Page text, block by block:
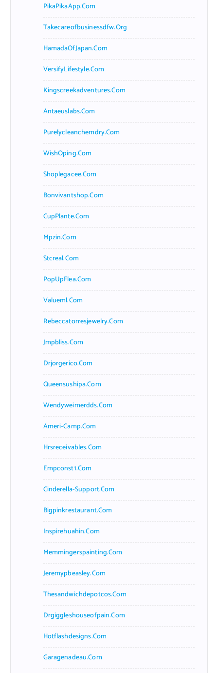
PikaPikaApp.com
Takecareofbusinessdfw.org
HamadaOfJapan.com
VersifyLifestyle.com
Kingscreekadventures.com
Antaeuslabs.com
Purelycleanchemdry.com
WishOping.com
Shoplegacee.com
Bonvivantshop.com
CupPlante.com
Mpzin.com
Stcreal.com
PopUpFlea.com
Valueml.com
Rebeccatorresjewelry.com
Jmpbliss.com
Drjorgerico.com
Queensushipa.com
Wendyweimerdds.com
Ameri-Camp.com
Hrsreceivables.com
Empconst1.com
Cinderella-Support.com
Bigpinkrestaurant.com
Inspirehuahin.com
Memmingerspainting.com
Jeremypbeasley.com
Thesandwichdepotcos.com
Drgiggleshouseofpain.com
Hotflashdesigns.com
Garagenadeau.com